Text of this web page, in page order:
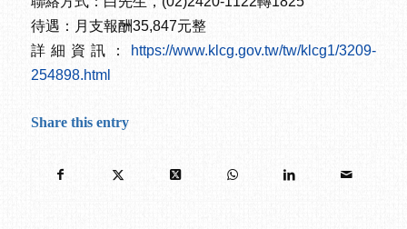
待遇：月支報酬35,847元整
詳細資訊： https://www.klcg.gov.tw/tw/klcg1/3209-
254898.html
Share this entry